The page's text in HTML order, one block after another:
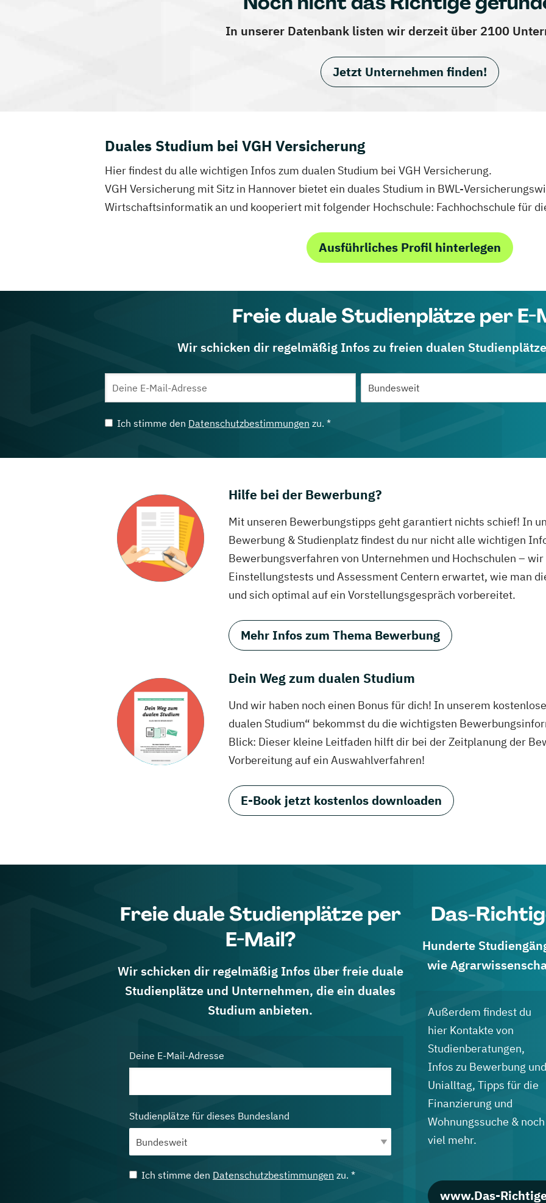
In unserer Datenbank listen wir derzeit über 2100
Jetzt Unternehmen finden!
Duales Studium bei VGH Versicherung
Hier findest du alle wichtigen Infos zum dualen Studium bei VGH Versicherung.
VGH Versicherung mit Sitz in Hannover bietet ein duales Studium in BWL-
Wirtschaftsinformatik an und kooperiert mit folgender Hochschule: Fachhochschule für
Ausführliches Profil hinterlegen
Freie duale Studienplätze per E-
Wir schicken dir regelmäßig Infos zu freien dualen
Ich stimme den Datenschutzbestimmungen zu. *
Hilfe bei der Bewerbung?
Mit unseren Bewerbungstipps geht garantiert nichts schief! In
Bewerbung & Studienplatz findest du nur nicht alle wichtigen
Bewerbungsverfahren von Unternehmen und Hochschulen –
Einstellungstests und Assessment Centern erwartet, wie man
und sich optimal auf ein Vorstellungsgespräch vorbereitet.
Mehr Infos zum Thema Bewerbung
Dein Weg zum dualen Studium
Und wir haben noch einen Bonus für dich! In unserem
dualen Studium“ bekommst du die wichtigsten
Blick: Dieser kleine Leitfaden hilft dir bei der Zeitplanung der
Vorbereitung auf ein Auswahlverfahren!
E-Book jetzt kostenlos downloaden
Freie duale Studienplätze per
E-Mail?
Wir schicken dir regelmäßig Infos über freie duale
Studienplätze und Unternehmen, die ein duales
Studium anbieten.
Deine E-Mail-Adresse
Studienplätze für dieses Bundesland
Ich stimme den Datenschutzbestimmungen zu. *
Das-
Hunderte
wie
Außerdem findest du
hier Kontakte von
Studienberatungen,
Infos zu Bewerbung und
Unialltag, Tipps für die
Finanzierung und
Wohnungssuche & noch
viel mehr.
www.Das-